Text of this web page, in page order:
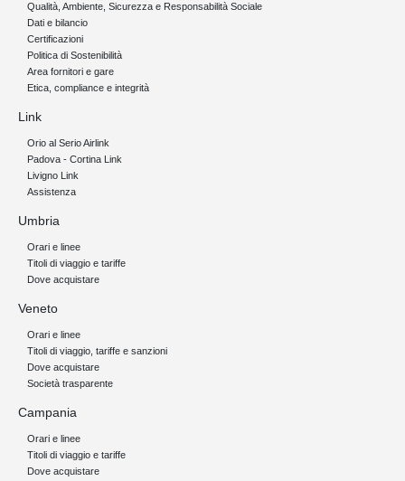
Qualità, Ambiente, Sicurezza e Responsabilità Sociale
Dati e bilancio
Certificazioni
Politica di Sostenibilità
Area fornitori e gare
Etica, compliance e integrità
Link
Orio al Serio Airlink
Padova - Cortina Link
Livigno Link
Assistenza
Umbria
Orari e linee
Titoli di viaggio e tariffe
Dove acquistare
Veneto
Orari e linee
Titoli di viaggio, tariffe e sanzioni
Dove acquistare
Società trasparente
Campania
Orari e linee
Titoli di viaggio e tariffe
Dove acquistare